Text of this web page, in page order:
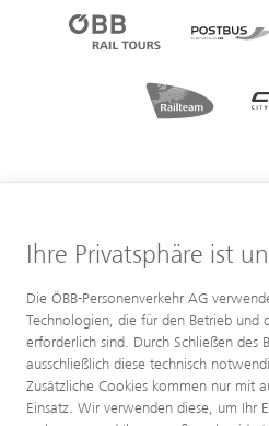
Ihre Privatsphäre ist
Die ÖBB-Personenverkehr AG
Technologien, die für den Betrieb und
erforderlich sind. Durch Schließen des
ausschließlich diese technisch
Zusätzliche Cookies kommen nur mit
Einsatz. Wir verwenden diese, um Ihr